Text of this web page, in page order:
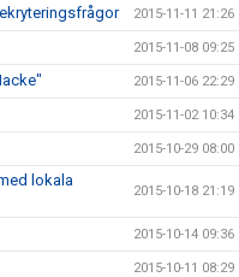
2015-11-11 21:26
2015-11-08 09:25
2015-11-06 22:29
2015-11-02 10:34
2015-10-29 08:00
lokala
2015-10-18 21:19
2015-10-14 09:36
2015-10-11 08:29